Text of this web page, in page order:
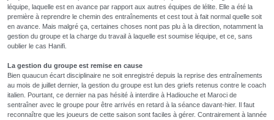
léquipe, laquelle est en avance par rapport aux autres équipes de lélite. Elle a été la
première à reprendre le chemin des entraînements et cest tout à fait normal quelle soit
en avance. Mais malgré ça, certaines choses nont pas plu à la direction, notamment la
gestion du groupe et la charge du travail à laquelle est soumise léquipe, et ce, sans
oublier le cas Hanifi.
La gestion du groupe est remise en cause
Bien quaucun écart disciplinaire ne soit enregistré depuis la reprise des entraînements
au mois de juillet dernier, la gestion du groupe est lun des griefs retenus contre le coach
italien. Pourtant, ce dernier na pas hésité à interdire à Hadiouche et Maroci de
sentraîner avec le groupe pour être arrivés en retard à la séance davant-hier. Il faut
reconnaître que les joueurs de cette saison sont faciles à gérer. Contrairement à lannée